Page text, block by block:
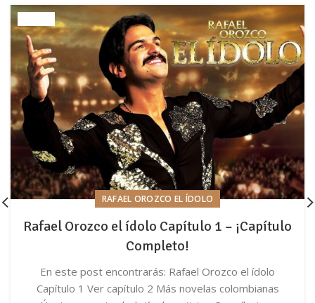
RAFAEL OROZCO EL ÍDOLO
Rafael Orozco el ídolo Capítulo 1 – ¡Capítulo
Completo!
En este post encontrarás: Rafael Orozco el ídolo
Capítulo 1 Ver capítulo 2 Más novelas colombianas